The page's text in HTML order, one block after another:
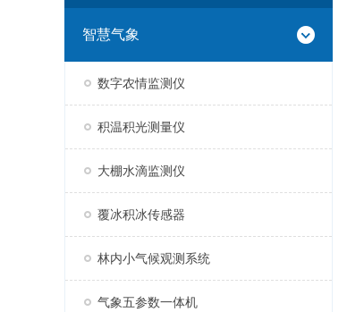
智慧气象
数字农情监测仪
积温积光测量仪
大棚水滴监测仪
覆冰积冰传感器
林内小气候观测系统
气象五参数一体机